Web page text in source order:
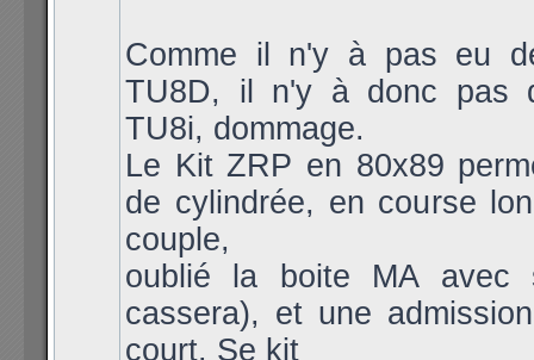
Comme il n'y à pas eu
TU8D, il n'y à donc pas
TU8i, dommage.
Le Kit ZRP en 80x89
de cylindrée, en course
couple,
oublié la boite MA avec
cassera), et une
court. Se kit